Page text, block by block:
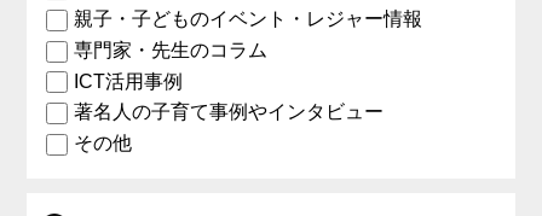
親子・子どものイベント・レジャー情報
専門家・先生のコラム
ICT活用事例
著名人の子育て事例やインタビュー
その他